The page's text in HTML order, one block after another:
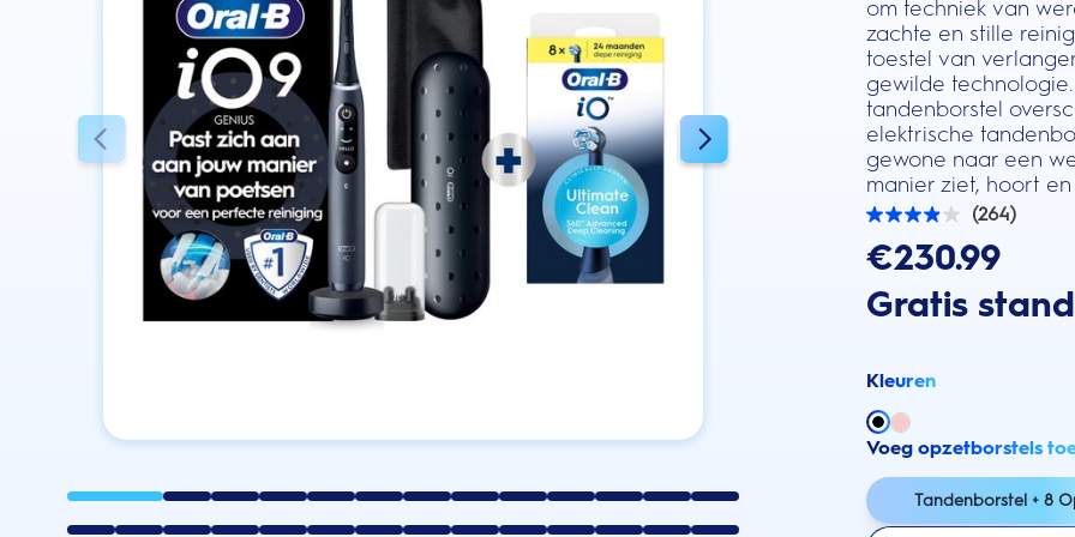
om techniek van
zachte en stille
toestel van
gewilde
tandenborstel
elektrische
gewone naar een
manier ziet, hoort
(264)
3.9
de
sterren.
264
€230.99
Gratis
Kleuren
Voeg opzetborstels
Tandenborstel + 8